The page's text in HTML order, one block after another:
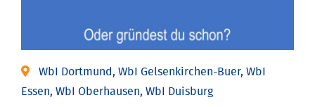
WbI Dortmund, WbI Gelsenkirchen-Buer, WbI
Essen, WbI Oberhausen, WbI Duisburg